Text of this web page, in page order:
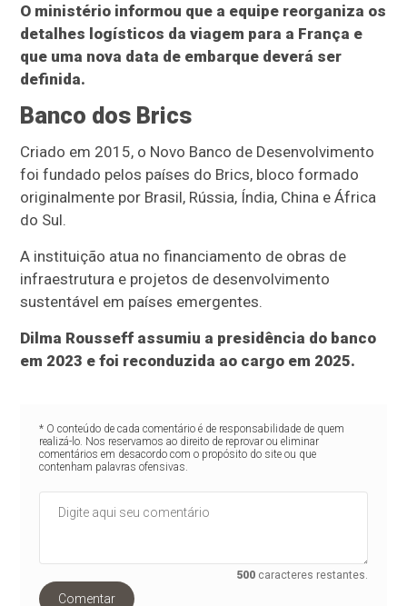
O ministério informou que a equipe reorganiza os
detalhes logísticos da viagem para a França e
que uma nova data de embarque deverá ser
definida.
Banco dos Brics
Criado em 2015, o Novo Banco de Desenvolvimento
foi fundado pelos países do Brics, bloco formado
originalmente por Brasil, Rússia, Índia, China e África
do Sul.
A instituição atua no financiamento de obras de
infraestrutura e projetos de desenvolvimento
sustentável em países emergentes.
Dilma Rousseff assumiu a presidência do banco
em 2023 e foi reconduzida ao cargo em 2025.
* O conteúdo de cada comentário é de responsabilidade de quem
realizá-lo. Nos reservamos ao direito de reprovar ou eliminar
comentários em desacordo com o propósito do site ou que
contenham palavras ofensivas.
500 caracteres restantes.
Comentar